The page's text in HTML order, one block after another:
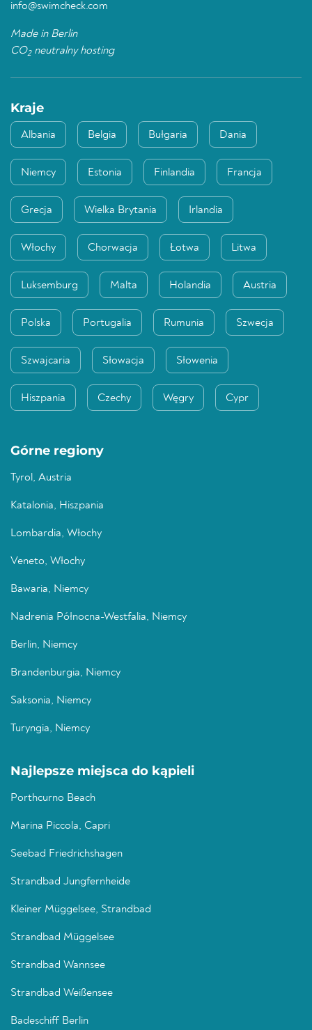
info@swimcheck.com
Made in Berlin
CO2neutralny hosting
Kraje
Albania Belgia Bułgaria Dania
Niemcy Estonia Finlandia Francja
Grecja Wielka Brytania Irlandia
Włochy Chorwacja Łotwa Litwa
Luksemburg Malta Holandia Austria
Polska Portugalia Rumunia Szwecja
Szwajcaria Słowacja Słowenia
Hiszpania Czechy Węgry Cypr
Górne regiony
Tyrol, Austria
Katalonia, Hiszpania
Lombardia, Włochy
Veneto, Włochy
Bawaria, Niemcy
Nadrenia Północna-Westfalia, Niemcy
Berlin, Niemcy
Brandenburgia, Niemcy
Saksonia, Niemcy
Turyngia, Niemcy
Najlepsze miejsca do kąpieli
Porthcurno Beach
Marina Piccola, Capri
Seebad Friedrichshagen
Strandbad Jungfernheide
Kleiner Müggelsee, Strandbad
Strandbad Müggelsee
Strandbad Wannsee
Strandbad Weißensee
Badeschiff Berlin